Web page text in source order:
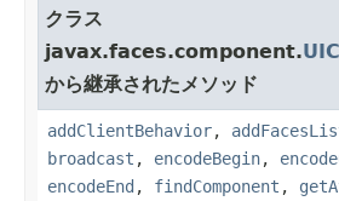
クラス
javax.faces.component.
から継承されたメソッド
addClientBehavior,
broadcast , encodeBegin,
encodeEnd , findComponent ,